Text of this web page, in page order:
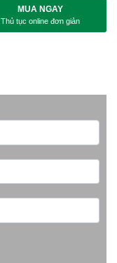
MUA NGAY
Thủ tục online đơn giản